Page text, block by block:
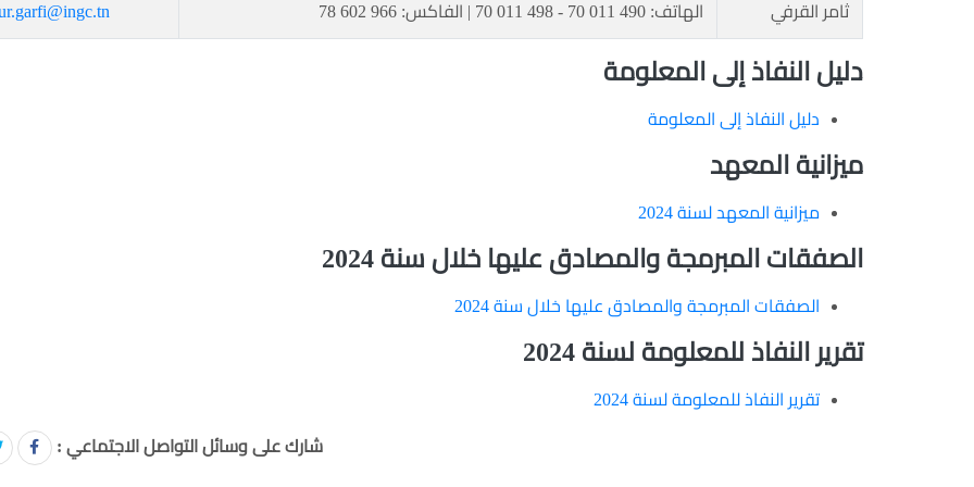
الهاتف: 490 011 70 - 498 011 70 | الفاكس: 966 602 78 ثامر القرفي
دليل النفاذ إلى المعلومة
دليل النفاذ إلى المعلومة
ميزانية المعهد
ميزانية المعهد لسنة 2024
الصفقات المبرمجة والمصادق عليها خلال سنة 2024
الصفقات المبرمجة والمصادق عليها خلال سنة 2024
تقرير النفاذ للمعلومة لسنة 2024
تقرير النفاذ للمعلومة لسنة 2024
شارك على وسائل التواصل الاجتماعي :